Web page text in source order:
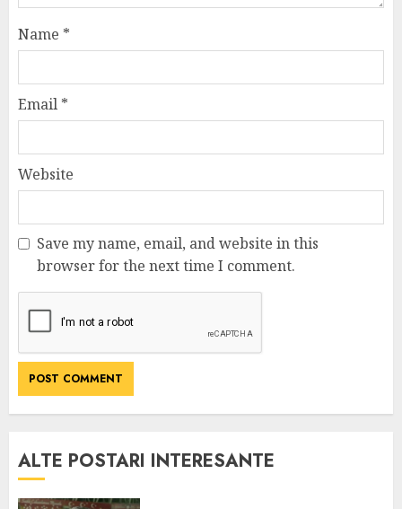
Name *
Email *
Website
Save my name, email, and website in this
browser for the next time I comment.
ALTE POSTARI INTERESANTE